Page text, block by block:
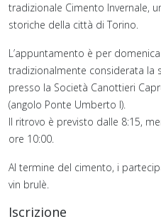
tradizionale Cimento Invernale,
storiche della città di Torino.
L’appuntamento è per
tradizionalmente considerata la
presso la Società Canottieri
(angolo Ponte Umberto I).
Il ritrovo è previsto dalle 8:15,
ore 10:00.
Al termine del cimento, i
vin brulè.
Iscrizione